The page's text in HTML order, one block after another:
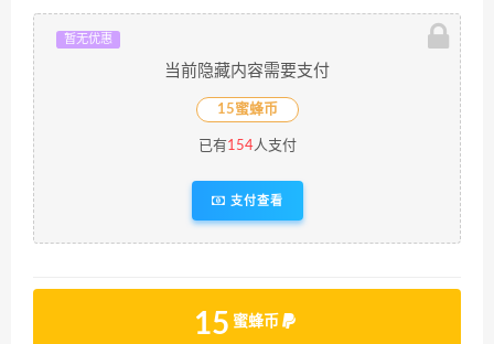
暂无优惠
当前隐藏内容需要支付
15蜜蜂币
已有154人支付
支付查看
15 蜜蜂币